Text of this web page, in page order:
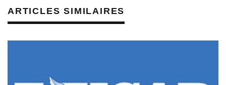
ARTICLES SIMILAIRES